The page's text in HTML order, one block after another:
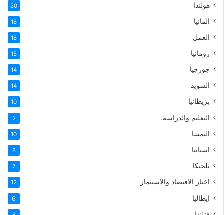
هولندا 20
المانيا 18
العمل 18
رومانيا 15
جورجيا 14
السويد 14
بريطانيا 10
التعليم والدراسة. 2
النمسا 10
اسبانيا 8
بلجيكا 7
اخبار الاقتصاد والاستثمار 12
ايطاليا 6